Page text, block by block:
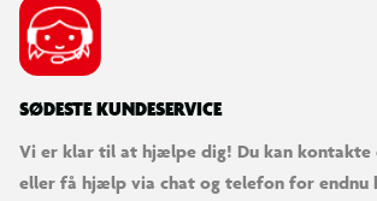
SØDESTE KUNDESERVICE
Vi er klar til at hjælpe dig! Du kan kontakte
eller få hjælp via chat og telefon for endnu